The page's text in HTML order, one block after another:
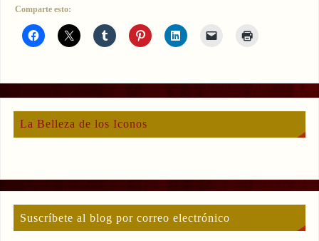
Comparte esto:
La Belleza de los Iconos
Suscríbete al blog por correo electrónico